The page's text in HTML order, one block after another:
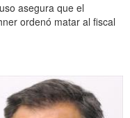
asegura que el
ordenó matar al fiscal